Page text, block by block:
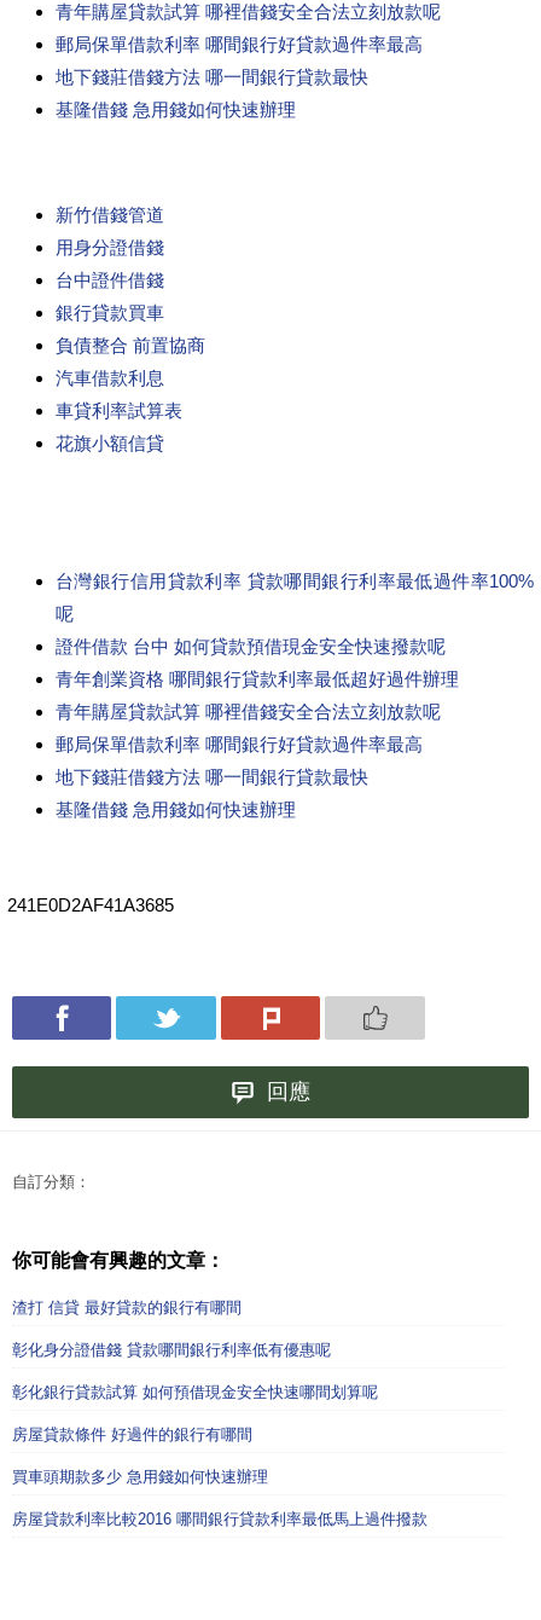
青年購屋貸款試算 哪裡借錢安全合法立刻放款呢
郵局保單借款利率 哪間銀行好貸款過件率最高
地下錢莊借錢方法 哪一間銀行貸款最快
基隆借錢 急用錢如何快速辦理
新竹借錢管道
用身分證借錢
台中證件借錢
銀行貸款買車
負債整合 前置協商
汽車借款利息
車貸利率試算表
花旗小額信貸
台灣銀行信用貸款利率 貸款哪間銀行利率最低過件率100%
呢
證件借款 台中 如何貸款預借現金安全快速撥款呢
青年創業資格 哪間銀行貸款利率最低超好過件辦理
青年購屋貸款試算 哪裡借錢安全合法立刻放款呢
郵局保單借款利率 哪間銀行好貸款過件率最高
地下錢莊借錢方法 哪一間銀行貸款最快
基隆借錢 急用錢如何快速辦理
241E0D2AF41A3685
回應
自訂分類：
你可能會有興趣的文章：
渣打 信貸 最好貸款的銀行有哪間
彰化身分證借錢 貸款哪間銀行利率低有優惠呢
彰化銀行貸款試算 如何預借現金安全快速哪間划算呢
房屋貸款條件 好過件的銀行有哪間
買車頭期款多少 急用錢如何快速辦理
房屋貸款利率比較2016 哪間銀行貸款利率最低馬上過件撥款